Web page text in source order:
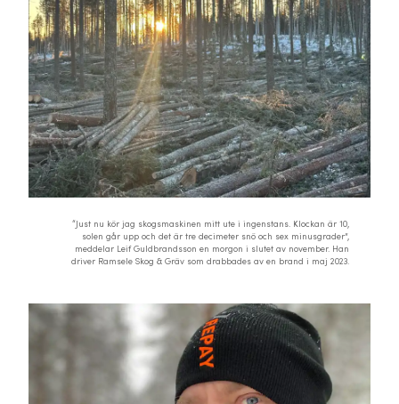
“Just nu kör jag skogsmaskinen mitt ute i ingenstans. Klockan är 10,
solen går upp och det är tre decimeter snö och sex minusgrader”,
meddelar Leif Guldbrandsson en morgon i slutet av november. Han
driver Ramsele Skog & Gräv som drabbades av en brand i maj 2023.